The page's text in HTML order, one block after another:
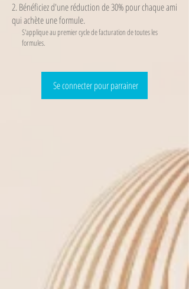
Bénéficiez d'une réduction de 30% pour chaque ami
qui achète une formule.
S'applique au premier cycle de facturation de toutes les
formules.
Se connecter pour parrainer